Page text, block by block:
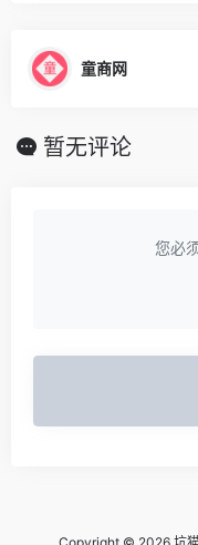
童商网
暂无评论
您必